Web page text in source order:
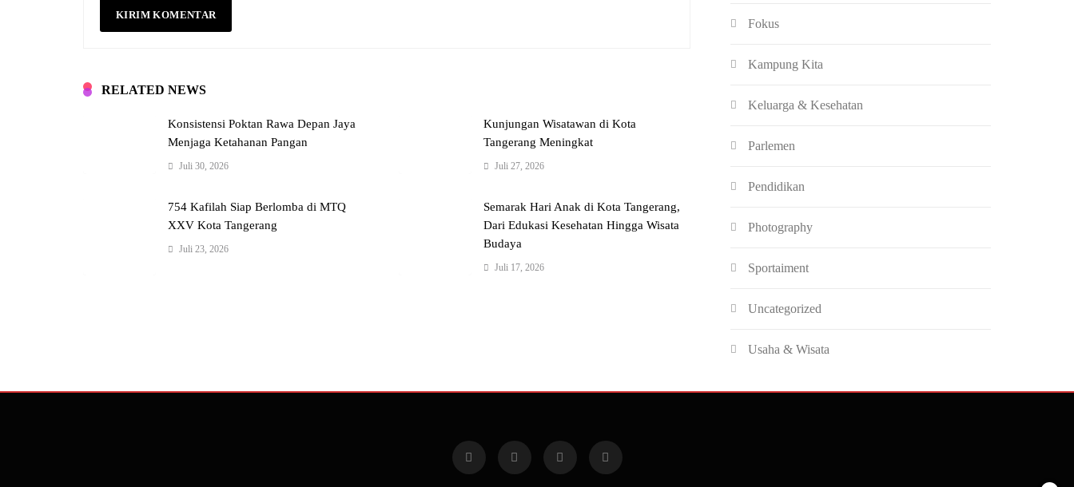
RELATED NEWS
Konsistensi Poktan Rawa Depan Jaya
Menjaga Ketahanan Pangan
Juli 30, 2026
Kunjungan Wisatawan di Kota
Tangerang Meningkat
Juli 27, 2026
754 Kafilah Siap Berlomba di MTQ
XXV Kota Tangerang
Juli 23, 2026
Semarak Hari Anak di Kota Tangerang,
Dari Edukasi Kesehatan Hingga Wisata
Budaya
Juli 17, 2026
Fokus
Kampung Kita
Keluarga & Kesehatan
Parlemen
Pendidikan
Photography
Sportaiment
Uncategorized
Usaha & Wisata